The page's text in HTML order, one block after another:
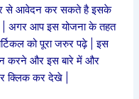
से आवेदन कर सकते है इसके
| अगर आप इस योजना के तहत
को पूरा जरुर पढ़े | इस
करने और इस बारे में और
क्लिक कर देखे |